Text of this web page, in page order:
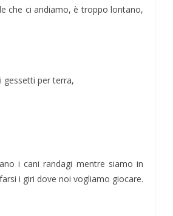
che ci andiamo, è troppo lontano,
gessetti per terra,
i cani randagi mentre siamo in
i giri dove noi vogliamo giocare.